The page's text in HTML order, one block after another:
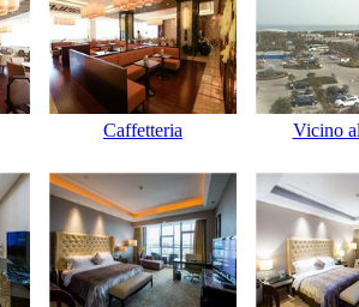
Caffetteria Vicino